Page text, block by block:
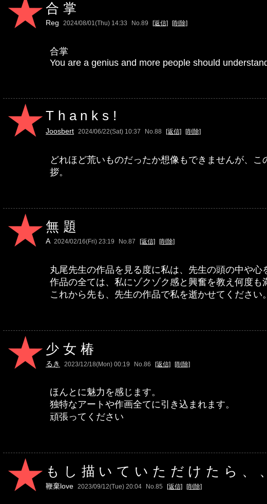
合掌
Reg 2024/08/01(Thu) 14:33 No.89 [返信] [削除]
合掌
You are a genius and more people should
Thanks!
Joosbert 2024/06/22(Sat) 10:37 No.88 [返信] [削除]
どれほど荒いものだったか想像もできませんが、
拶。
無題
A 2024/02/16(Fri) 23:19 No.87 [返信] [削除]
丸尾先生の作品を見る度に私は、先生の頭の中や心
作品の全ては、私にゾクゾク感と興奮を教え何度も
これから先も、先生の作品で私を逝かせてください。
少女椿
るき 2023/12/18(Mon) 00:19 No.86 [返信] [削除]
ほんとに魅力を感じます。
独特なアートや作画全てに引き込まれます。
頑張ってください
もし描いていただけたら、
鞭棄love 2023/09/12(Tue) 20:04 No.85 [返信] [削除]